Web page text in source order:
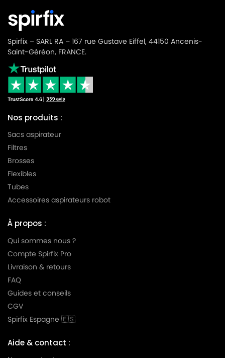
MIELE
MIELE EXQUISIT SE
MIELE
MIELE EXQUISIT XS
MIELE
MIELE
MIELE FLAMENCO
MIELE
MIELE FREE TIME
MIELE
MIELE FREE TIME CHERRY
MIELE
MIELE FREE TIME LAGOON
MIELE
MIELE
MIELE GALA
MIELE
MIELE GOLD METALLIC POWER
MIELE
MIELE GRAPHITO
MIELE
MIELE GREEN MAGIC 2000
MIELE
MIELE
MIELE MATCHWINNER
Spirfix – SARL RA – 167 rue Gustave Eiffel, 44150 Ancenis-
Saint-Géréon, FRANCE.
Nos produits :
Sacs aspirateur
Filtres
Brosses
Flexibles
Tubes
Accessoires aspirateurs robot
À propos :
Qui sommes nous ?
Compte Spirfix Pro
Livraison & retours
FAQ
Guides et conseils
CGV
Spirfix Espagne 🇪🇸
Aide & contact :